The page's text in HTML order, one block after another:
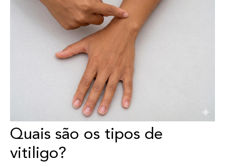
Quais são os tipos de
vitiligo?